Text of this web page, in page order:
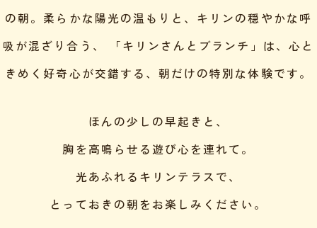
の朝。 柔らかな陽光の温もりと、キリンの穏やかな呼
吸が混ざり合う、
「キリンさんとブランチ」は、心と
きめく好奇心が交錯する、 朝だけの特別な体験です。
ほんの少しの早起きと、
胸を高鳴らせる遊び心を連れて。
光あふれるキリンテラスで、
とっておきの朝をお楽しみください。